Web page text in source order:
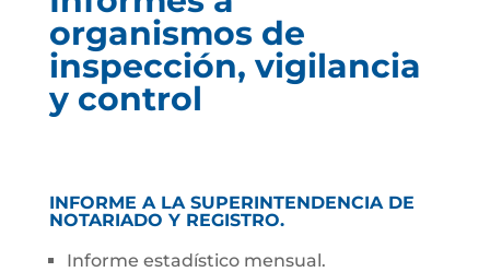
organismos de
inspección, vigilancia
y control
INFORME A LA SUPERINTENDENCIA DE
NOTARIADO Y REGISTRO.
Informe estadístico mensual.